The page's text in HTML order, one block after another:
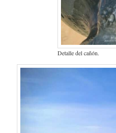
Detalle del cañón.